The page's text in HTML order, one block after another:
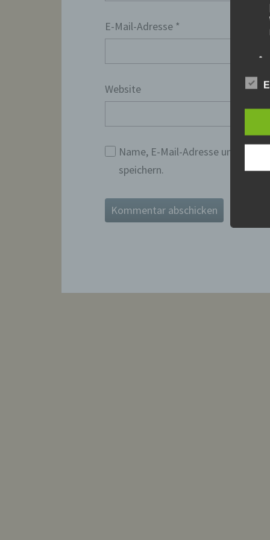
E-Mail-Adresse *
Website
Name, E-Mail-Adresse und
speichern.